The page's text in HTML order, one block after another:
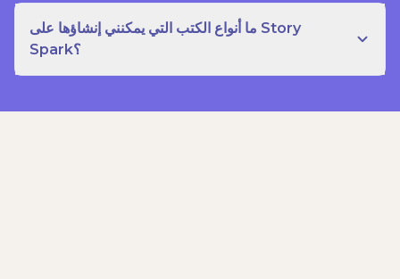
ما أنواع الكتب التي يمكنني إنشاؤها على Story
Spark؟